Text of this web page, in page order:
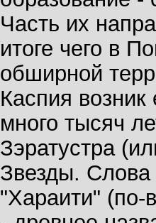
Часть их
итоге чего в
обширной
Каспия
много тысяч
Зэратустра
Звезды.
"Хараити" (по-